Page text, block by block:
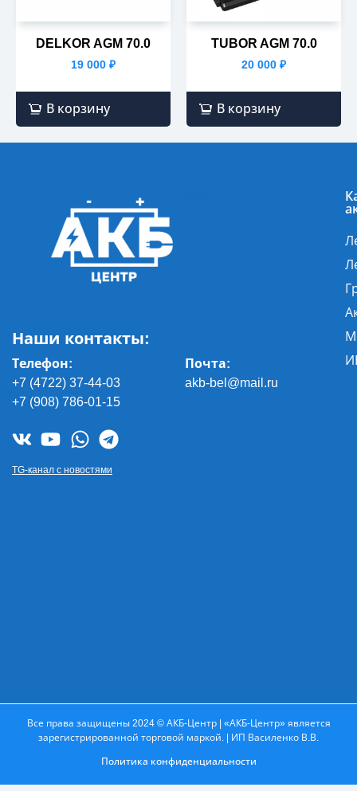
DELKOR AGM 70.0
19 000 ₽
В корзину
TUBOR AGM 70.0
20 000 ₽
В корзину
Наши контакты:
Телефон:
+7 (4722) 37-44-03
+7 (908) 786-01-15
Почта:
akb-bel@mail.ru
TG-канал с новостями
Все права защищены 2024 © АКБ-Центр | «АКБ-Центр» является
зарегистрированной торговой маркой. | ИП Василенко В.В.
Политика конфиденциальности